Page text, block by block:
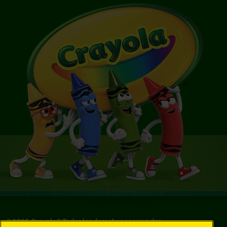
©2026Crayola® Todos los derechos reservados.